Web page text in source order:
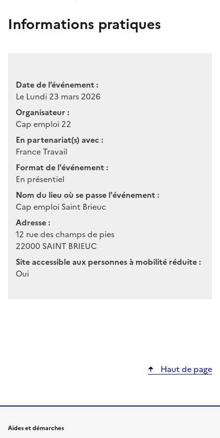
Informations pratiques
Date de l’événement :
Le Lundi 23 mars 2026
Organisateur :
Cap emploi 22
En partenariat(s) avec :
France Travail
Format de l'événement :
En présentiel
Nom du lieu où se passe l'événement :
Cap emploi Saint Brieuc
Adresse :
12 rue des champs de pies
22000 SAINT BRIEUC
Site accessible aux personnes à mobilité réduite :
Oui
Haut de page
Aides et démarches